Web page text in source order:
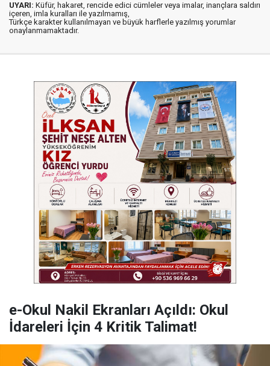
UYARI: Küfür, hakaret, rencide edici cümleler veya imalar, inançlara saldırı
içeren, imla kuralları ile yazılmamış,
Türkçe karakter kullanılmayan ve büyük harflerle yazılmış yorumlar
onaylanmamaktadır.
e-Okul Nakil Ekranları Açıldı: Okul
İdareleri İçin 4 Kritik Talimat!